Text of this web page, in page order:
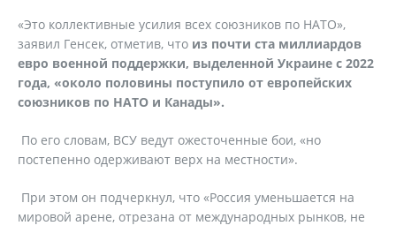
«Это коллективные усилия всех союзников по НАТО»,
заявил Генсек, отметив, что из почти ста миллиардов
евро военной поддержки, выделенной Украине с 2022
года, «около половины поступило от европейских
союзников по НАТО и Канады».
По его словам, ВСУ ведут ожесточенные бои, «но
постепенно одерживают верх на местности».
При этом он подчеркнул, что «Россия уменьшается на
мировой арене, отрезана от международных рынков, не